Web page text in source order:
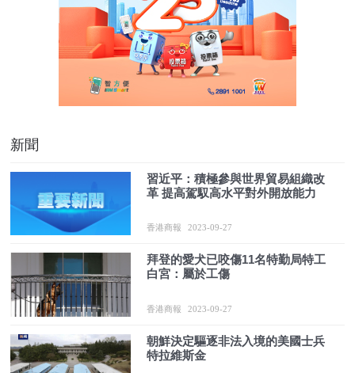
新聞
習近平：積極參與世界貿易組織改
革 提高駕馭高水平對外開放能力
香港商報 2023-09-27
拜登的愛犬已咬傷11名特勤局特工
白宮：屬於工傷
香港商報 2023-09-27
朝鮮決定驅逐非法入境的美國士兵
特拉維斯金